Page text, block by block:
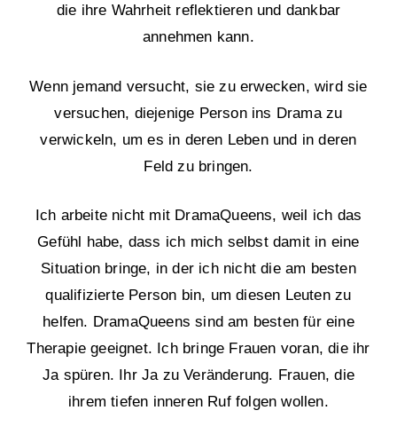
die ihre Wahrheit reflektieren und dankbar
annehmen kann.
Wenn jemand versucht, sie zu erwecken, wird sie
versuchen, diejenige Person ins Drama zu
verwickeln, um es in deren Leben und in deren
Feld zu bringen.
Ich arbeite nicht mit DramaQueens, weil ich das
Gefühl habe, dass ich mich selbst damit in eine
Situation bringe, in der ich nicht die am besten
qualifizierte Person bin, um diesen Leuten zu
helfen. DramaQueens sind am besten für eine
Therapie geeignet. Ich bringe Frauen voran, die ihr
Ja spüren. Ihr Ja zu Veränderung. Frauen, die
ihrem tiefen inneren Ruf folgen wollen.